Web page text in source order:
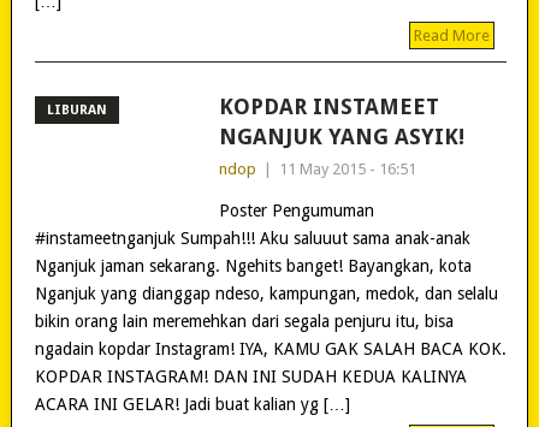
Read More
LIBURAN
KOPDAR INSTAMEET
NGANJUK YANG ASYIK!
ndop 11 May 2015 - 16:51
Poster Pengumuman
#instameetnganjuk Sumpah!!! Aku saluuut sama anak-anak
Nganjuk jaman sekarang. Ngehits banget! Bayangkan, kota
Nganjuk yang dianggap ndeso, kampungan, medok, dan selalu
bikin orang lain meremehkan dari segala penjuru itu, bisa
ngadain kopdar Instagram! IYA, KAMU GAK SALAH BACA KOK.
KOPDAR INSTAGRAM! DAN INI SUDAH KEDUA KALINYA
ACARA INI GELAR! Jadi buat kalian yg […]